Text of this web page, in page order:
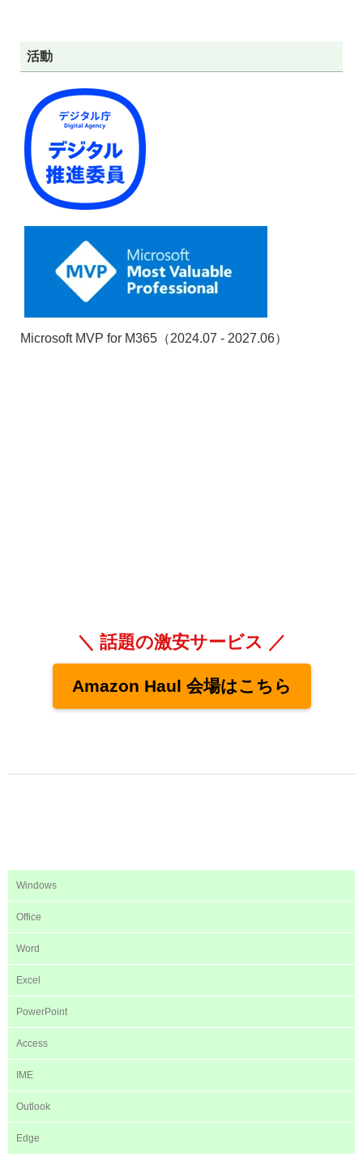
活動
Microsoft MVP for M365（2024.07 - 2027.06）
＼ 話題の激安サービス ／
Amazon Haul 会場はこちら
Windows
Office
Word
Excel
PowerPoint
Access
IME
Outlook
Edge